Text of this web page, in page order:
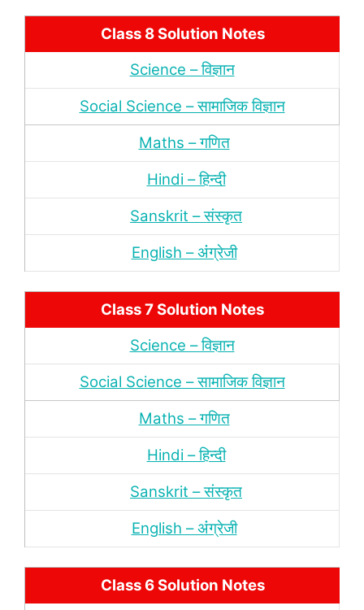
Class 8 Solution Notes
Science – विज्ञान
Social Science – सामाजिक विज्ञान
Maths – गणित
Hindi – हिन्‍दी
Sanskrit – संस्‍कृत
English – अंंग्रेजी
Class 7 Solution Notes
Science – विज्ञान
Social Science – सामाजिक विज्ञान
Maths – गणित
Hindi – हिन्‍दी
Sanskrit – संस्‍कृत
English – अंंग्रेजी
Class 6 Solution Notes